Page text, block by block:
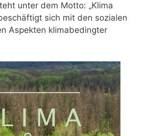
unter dem Motto: „Klima
sich mit den sozialen
Aspekten klimabedingter